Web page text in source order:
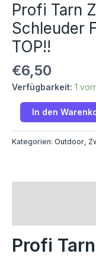
Profi Tarn
Schleuder
TOP!!
€6,50
Verfügbarkeit: 1
In den
Kategorien: Outdoor,
Profi